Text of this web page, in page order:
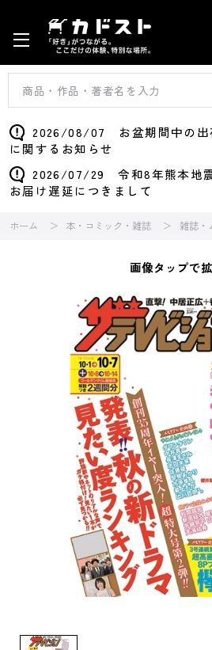
2026/08/07 お盆期間中の出
に関するお知らせ
2026/07/29 令和8年熊本地
お届け遅延につきまして
ホーム 本・コミック・雑誌 雑誌・
画像タップで